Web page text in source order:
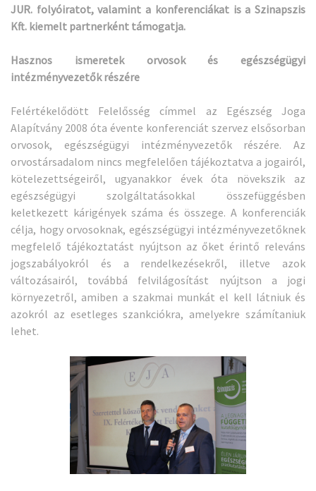
JUR. folyóiratot, valamint a konferenciákat is a Szinapszis
Kft. kiemelt partnerként támogatja.
Hasznos ismeretek orvosok és egészségügyi
intézményvezetők részére
Felértékelődött Felelősség címmel az Egészség Joga
Alapítvány 2008 óta évente konferenciát szervez elsősorban
orvosok, egészségügyi intézményvezetők részére. Az
orvostársadalom nincs megfelelően tájékoztatva a jogairól,
kötelezettségeiről, ugyanakkor évek óta növekszik az
egészségügyi szolgáltatásokkal összefüggésben
keletkezett kárigények száma és összege. A konferenciák
célja, hogy orvosoknak, egészségügyi intézményvezetőknek
megfelelő tájékoztatást nyújtson az őket érintő releváns
jogszabályokról és a rendelkezésekről, illetve azok
változásairól, továbbá felvilágosítást nyújtson a jogi
környezetről, amiben a szakmai munkát el kell látniuk és
azokról az esetleges szankciókra, amelyekre számítaniuk
lehet.